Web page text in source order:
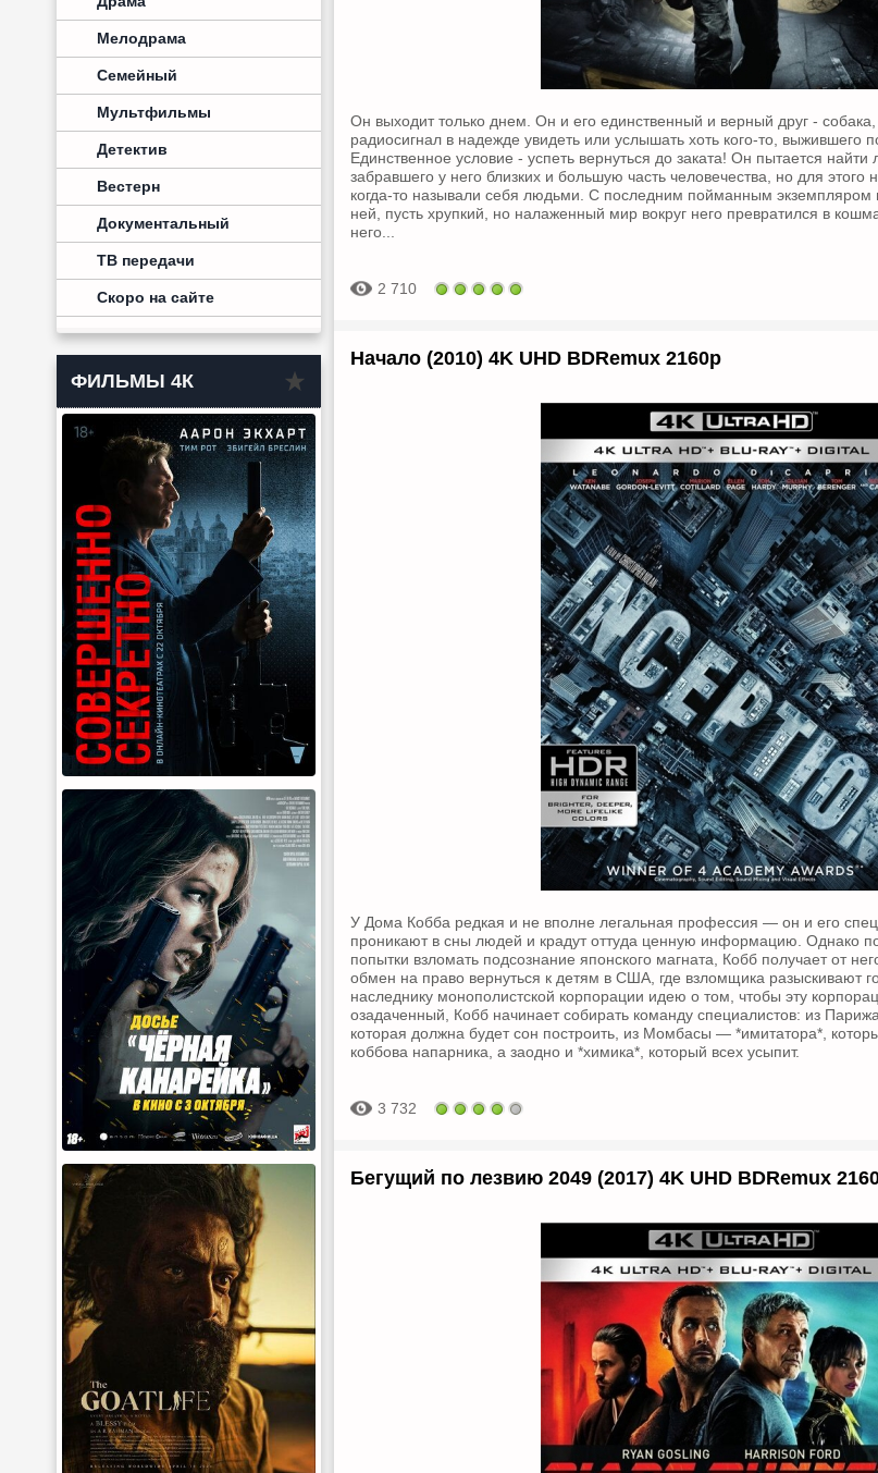
Мелодрама
Семейный
Мультфильмы
Детектив
Вестерн
Документальный
ТВ передачи
Скоро на сайте
ФИЛЬМЫ 4К
Он выходит только днем. Он и его единственный и верный друг -
радиосигнал в надежде увидеть или услышать хоть кого-то, выжившего
Единственное условие - успеть вернуться до заката! Он пытается найти
забравшего у него близких и большую часть человечества, но для
когда-то называли себя людьми. С последним пойманным экземпляром
ней, пусть хрупкий, но налаженный мир вокруг него превратился в
него...
2 710
Начало (2010) 4K UHD BDRemux 2160p
У Дома Кобба редкая и не вполне легальная профессия — он и его
проникают в сны людей и крадут оттуда ценную информацию. Однако
попытки взломать подсознание японского магната, Кобб получает от
обмен на право вернуться к детям в США, где взломщика разыскивают
наследнику монополистской корпорации идею о том, чтобы эту
озадаченный, Кобб начинает собирать команду специалистов: из
которая должна будет сон построить, из Момбасы — *имитатора*,
коббова напарника, а заодно и *химика*, который всех усыпит.
3 732
Бегущий по лезвию 2049 (2017) 4K UHD BDRemux